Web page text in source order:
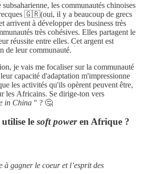
les communautés chinoises
🇬🇷(oui, il y a beaucoup de grecs
arrivent à développer des business très
très cohésives. Elles partagent le
réussite entre elles. Cet argent est
de leur communauté.
je vais me focaliser sur la communauté
capacité d'adaptation m'impressionne
les activités qu'ils opèrent peuvent être,
les Africains. Se dirige-ton vers
in China " ? 🤔
le soft poweren Afrique ?
à gagner le coeur et l’esprit des